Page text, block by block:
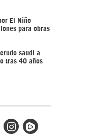
El Niño
para obras
saudí a
tras 40 años
